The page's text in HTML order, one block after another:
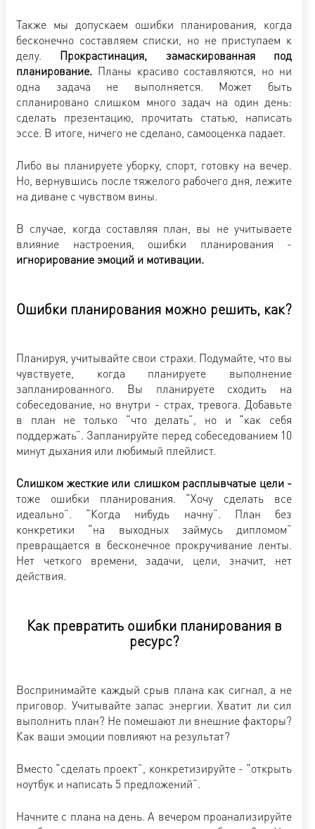
Также мы допускаем ошибки планирования, когда
бесконечно составляем списки, но не приступаем к
делу. Прокрастинация, замаскированная под
планирование. Планы красиво составляются, но ни
одна задача не выполняется. Может быть
спланировано слишком много задач на один день:
сделать презентацию, прочитать статью, написать
эссе. В итоге, ничего не сделано, самооценка падает.
Либо вы планируете уборку, спорт, готовку на вечер.
Но, вернувшись после тяжелого рабочего дня, лежите
на диване с чувством вины.
В случае, когда составляя план, вы не учитываете
влияние настроения, ошибки планирования -
игнорирование эмоций и мотивации.
Ошибки планирования можно решить, как?
Планируя, учитывайте свои страхи. Подумайте, что вы
чувствуете, когда планируете выполнение
запланированного. Вы планируете сходить на
собеседование, но внутри - страх, тревога. Добавьте
в план не только “что делать”, но и “как себя
поддержать”. Запланируйте перед собеседованием 10
минут дыхания или любимый плейлист.
Слишком жесткие или слишком расплывчатые цели -
тоже ошибки планирования. “Хочу сделать все
идеально”. “Когда нибудь начну”. План без
конкретики “на выходных займусь дипломом”
превращается в бесконечное прокручивание ленты.
Нет четкого времени, задачи, цели, значит, нет
действия.
Как превратить ошибки планирования в
ресурс?
Воспринимайте каждый срыв плана как сигнал, а не
приговор. Учитывайте запас энергии. Хватит ли сил
выполнить план? Не помешают ли внешние факторы?
Как ваши эмоции повлияют на результат?
Вместо “сделать проект”, конкретизируйте - “открыть
ноутбук и написать 5 предложений”.
Начните с плана на день. А вечером проанализируйте